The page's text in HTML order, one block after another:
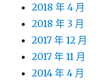
2018 年 4 月
2018 年 3 月
2017 年 12 月
2017 年 11 月
2014 年 4 月